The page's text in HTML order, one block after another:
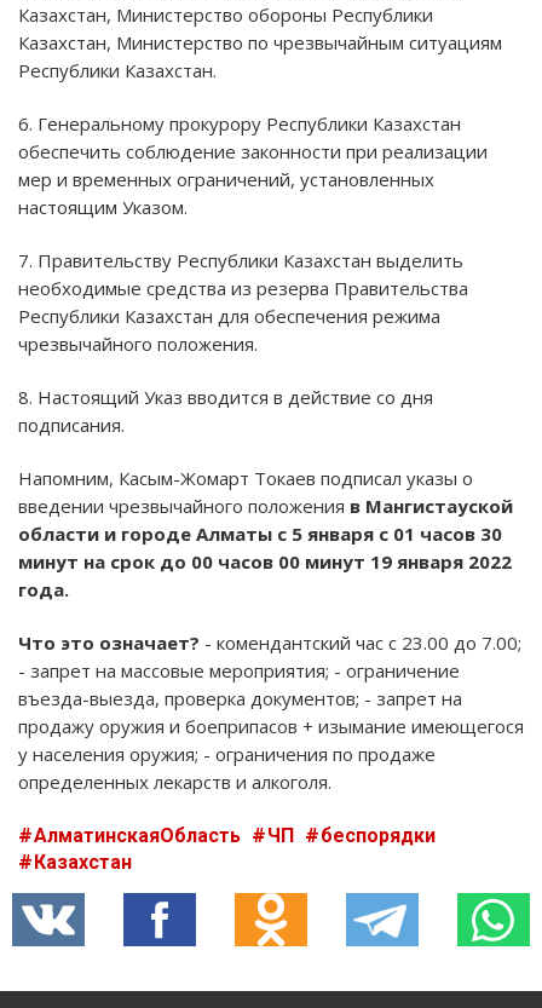
Казахстан, Министерство обороны Республики
Казахстан, Министерство по чрезвычайным ситуациям
Республики Казахстан.
6. Генеральному прокурору Республики Казахстан
обеспечить соблюдение законности при реализации
мер и временных ограничений, установленных
настоящим Указом.
7. Правительству Республики Казахстан выделить
необходимые средства из резерва Правительства
Республики Казахстан для обеспечения режима
чрезвычайного положения.
8. Настоящий Указ вводится в действие со дня
подписания.
Напомним, Касым-Жомарт Токаев подписал указы о
введении чрезвычайного положения в Мангистауской
области и городе Алматы с 5 января с 01 часов 30
минут на срок до 00 часов 00 минут 19 января 2022
года.
Что это означает? - комендантский час с 23.00 до 7.00;
- запрет на массовые мероприятия; - ограничение
въезда-выезда, проверка документов; - запрет на
продажу оружия и боеприпасов + изымание имеющегося
у населения оружия; - ограничения по продаже
определенных лекарств и алкоголя.
АлматинскаяОбласть ЧП
беспорядки
Казахстан